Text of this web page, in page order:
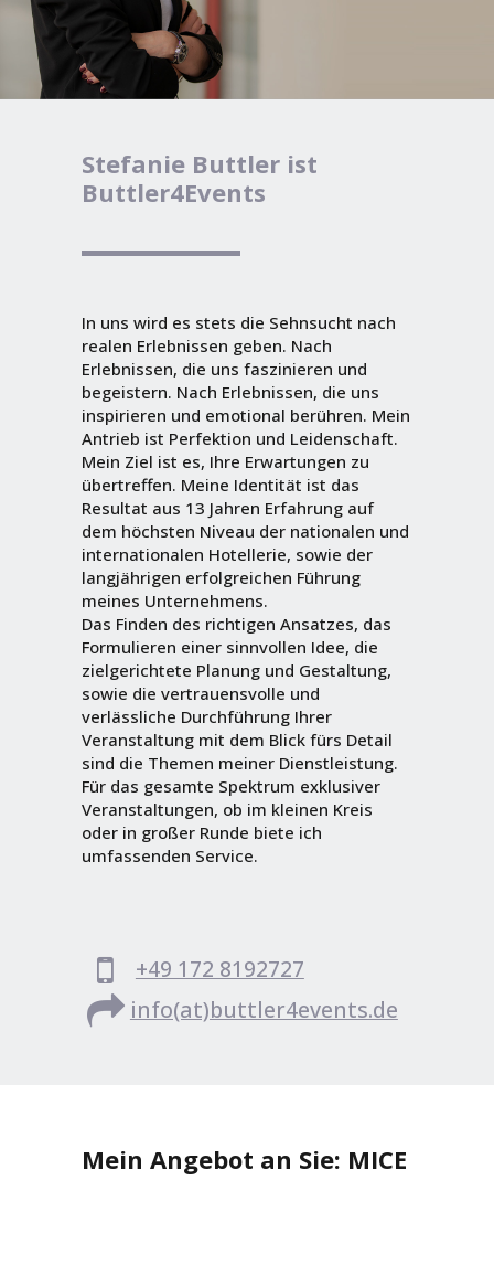
Stefanie Buttler ist
Buttler4Events
In uns wird es stets die Sehnsucht nach
realen Erlebnissen geben. Nach
Erlebnissen, die uns faszinieren und
begeistern. Nach Erlebnissen, die uns
inspirieren und emotional berühren. Mein
Antrieb ist Perfektion und Leidenschaft.
Mein Ziel ist es, Ihre Erwartungen zu
übertreffen. Meine Identität ist das
Resultat aus 13 Jahren Erfahrung auf
dem höchsten Niveau der nationalen und
internationalen Hotellerie, sowie der
langjährigen erfolgreichen Führung
meines Unternehmens.
Das Finden des richtigen Ansatzes, das
Formulieren einer sinnvollen Idee, die
zielgerichtete Planung und Gestaltung,
sowie die vertrauensvolle und
verlässliche Durchführung Ihrer
Veranstaltung mit dem Blick fürs Detail
sind die Themen meiner Dienstleistung.
Für das gesamte Spektrum exklusiver
Veranstaltungen, ob im kleinen Kreis
oder in großer Runde biete ich
umfassenden Service.
+49 172 8192727
info(at)buttler4events.de
Mein Angebot an Sie: MICE